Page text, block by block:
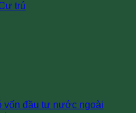
trú
vốn đầu tư nước ngoài